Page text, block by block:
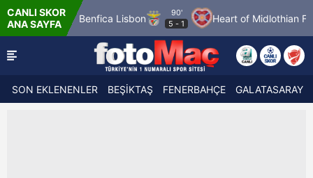
CANLI SKOR
ANA SAYFA
FC Benfica Lisbon
90'
5 -1 Heart of Midlothian FC
SON EKLENENLER BEŞİKTAŞ FENERBAHÇE GALATASARAY